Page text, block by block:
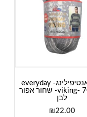
חוט אנטיפילינג- everyday
viking- 70527- שחור אפור
לבן
₪22.00